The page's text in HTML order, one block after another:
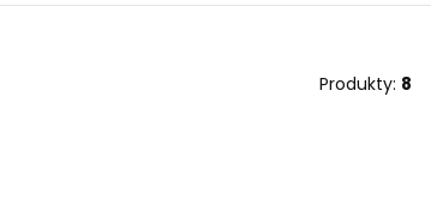
Produkty: 8